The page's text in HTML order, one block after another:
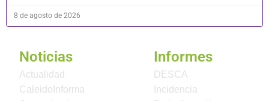
8 de agosto de 2026
Noticias
Actualidad
CaleidoInforma
Informes
DESCA
Incidencia